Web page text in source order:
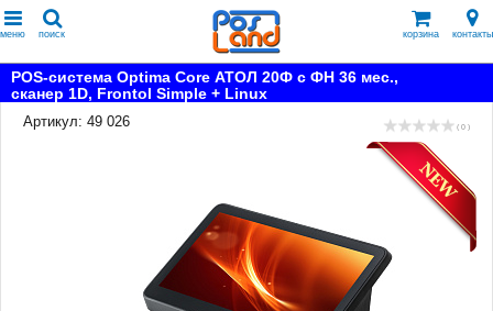
меню поиск корзина контакты
POS-система Optima Core АТОЛ 20Ф с ФН 36 мес.,
сканер 1D, Frontol Simple + Linux
Артикул: 49 026
( 0 )